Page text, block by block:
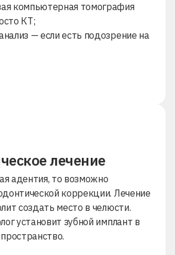
компьютерная томография
КТ;
— если есть подозрение на
лечение
адентия, то возможно
коррекции. Лечение
создать место в челюсти.
установит зубной имплант в